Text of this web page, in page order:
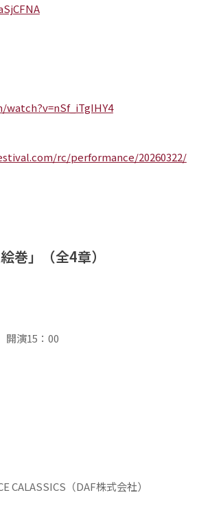
rc/performance/20260322/
巻」（全4章）
開演15：00
（DAF株式会社）